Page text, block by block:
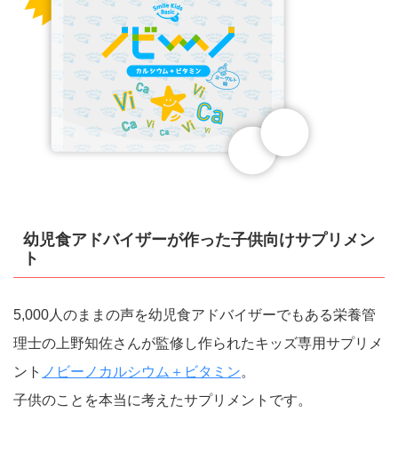
幼児食アドバイザーが作った子供向けサプリメン
ト
5,000人のままの声を幼児食アドバイザーでもある栄養管
理士の上野知佐さんが監修し作られたキッズ専用サプリメ
ント ノビーノカルシウム＋ビタミン。
子供のことを本当に考えたサプリメントです。